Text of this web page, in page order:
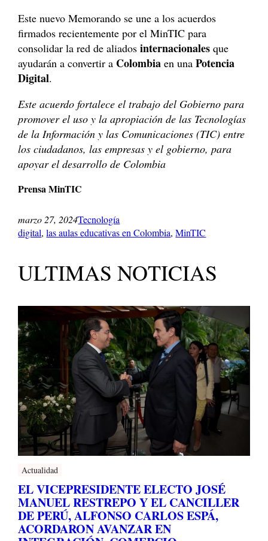
Este nuevo Memorando se une a los acuerdos
firmados recientemente por el MinTIC para
consolidar la red de aliadosinternacionales que
ayudarán a convertir a Colombia en unaPotencia
Digital.
Este acuerdo fortalece el trabajo del Gobierno para
promover el uso y la apropiación de las Tecnologías
de la Información y las Comunicaciones (TIC) entre
los ciudadanos, las empresas y el gobierno, para
apoyar el desarrollo de Colombia
Prensa MinTIC
marzo 27, 2024Tecnología
digital, las aulas educativas en Colombia, MinTIC
ULTIMAS NOTICIAS
Actualidad
EL VICEPRESIDENTE ELECTO JOSÉ
MANUEL RESTREPO Y EL CANCILLER
DE PERÚ, ALFONSO CARLOS ESPÁ,
ACORDARON AVANZAR EN